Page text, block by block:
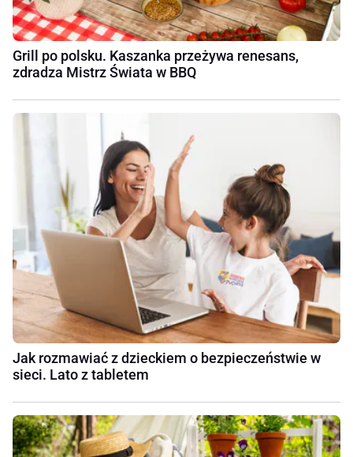
Grill po polsku. Kaszanka przeżywa renesans,
zdradza Mistrz Świata w BBQ
Jak rozmawiać z dzieckiem o bezpieczeństwie w
sieci. Lato z tabletem